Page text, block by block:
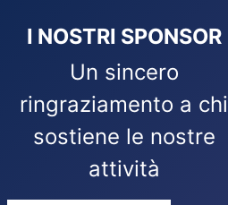
I NOSTRI SPONSOR
Un sincero
ringraziamento a chi
sostiene le nostre
attività